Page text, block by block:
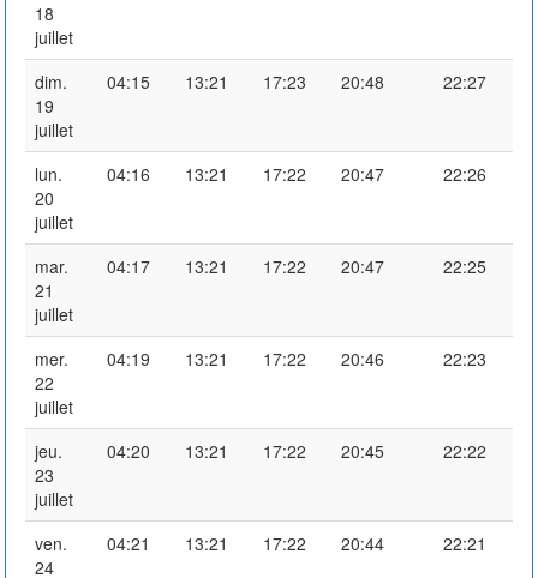
18
juillet
dim.
19
juillet
04:15 13:21 17:23 20:48 22:27
lun.
20
juillet
04:16 13:21 17:22 20:47 22:26
mar.
21
juillet
04:17 13:21 17:22 20:47 22:25
mer.
22
juillet
04:19 13:21 17:22 20:46 22:23
jeu.
23
juillet
04:20 13:21 17:22 20:45 22:22
ven.
24
04:21 13:21 17:22 20:44 22:21